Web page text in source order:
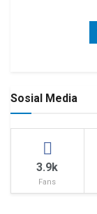
Sosial Media
3.9k
Fans